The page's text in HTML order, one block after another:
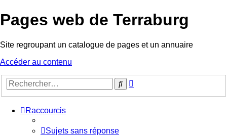
Pages web de Terraburg
Site regroupant un catalogue de pages et un annuaire
Accéder au contenu
Rechercher
Raccourcis
Sujets sans réponse